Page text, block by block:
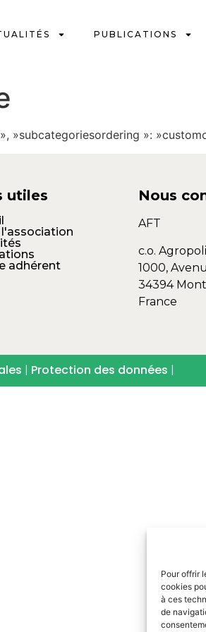
Pour offrir
cookies
à ces
de
PUBLICATIONS
»:
utiles
l'association
adhérent
Nous
AFT
c.o.
1000,
34394
France
| Protection des données |